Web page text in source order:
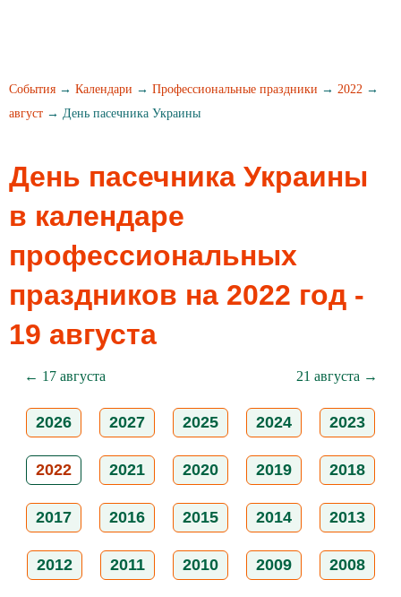
События → Календари → Профессиональные праздники → 2022 →
август → День пасечника Украины
День пасечника Украины
в календаре
профессиональных
праздников на 2022 год -
19 августа
← 17 августа 21 августа →
2026 2027 2025 2024 2023
2022 2021 2020 2019 2018
2017 2016 2015 2014 2013
2012 2011 2010 2009 2008